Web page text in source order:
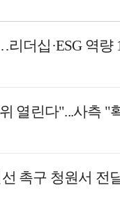
더십·ESG 역량
열린다"...사측 "
촉구 청원서 전